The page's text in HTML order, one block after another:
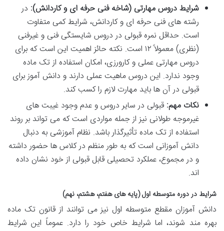
شرایط دروس مهارتی (شاخه فنی حرفه ای و کاردانش): در
رشته های فنی حرفه ای و کاردانش، شرایط کمی متفاوت
است. حداقل نمره قبولی در دروس شایستگی فنی و غیرفنی
(نظری) معمولاً ۱۲ است. نکته حائز اهمیت این است که برای
دروس مهارتی عملی و کارورزی، امکان استفاده از تک ماده
وجود ندارد. این دروس ماهیت عملی دارند و دانش آموز برای
قبولی در آن ها باید مهارت لازم را کسب کند.
نکات مهم: قبولی در سایر دروس و عدم وجود غیبت های
غیرموجه طولانی نیز از جمله مواردی است که می تواند بر روند
استفاده از تک ماده تأثیرگذار باشد. نظام آموزشی به دنبال
دانش آموزانی است که به طور منظم در کلاس ها حضور داشته
و در مجموع، عملکرد تحصیلی قابل قبولی از خود نشان داده
اند.
شرایط در دوره متوسطه اول (پایه های هفتم، هشتم، نهم)
دانش آموزان مقطع متوسطه اول نیز می توانند از قانون تک ماده
بهره مند شوند، اما شرایط خاص خود را دارد. عموماً این شرایط